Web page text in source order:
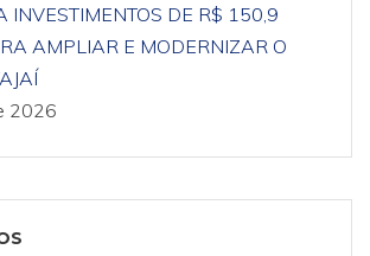
INVESTIMENTOS DE R$ 150,9
AMPLIAR E MODERNIZAR O
2026